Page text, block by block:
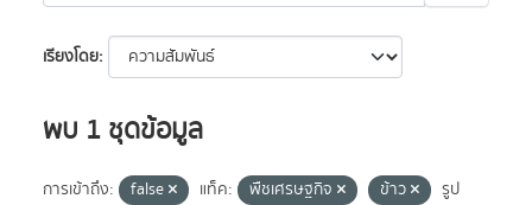
เรียงโดย
พบ 1 ชุดข้อมูล
การเข้าถึง: false แท็ค: พืชเศรษฐกิจ ข้าว
รูป